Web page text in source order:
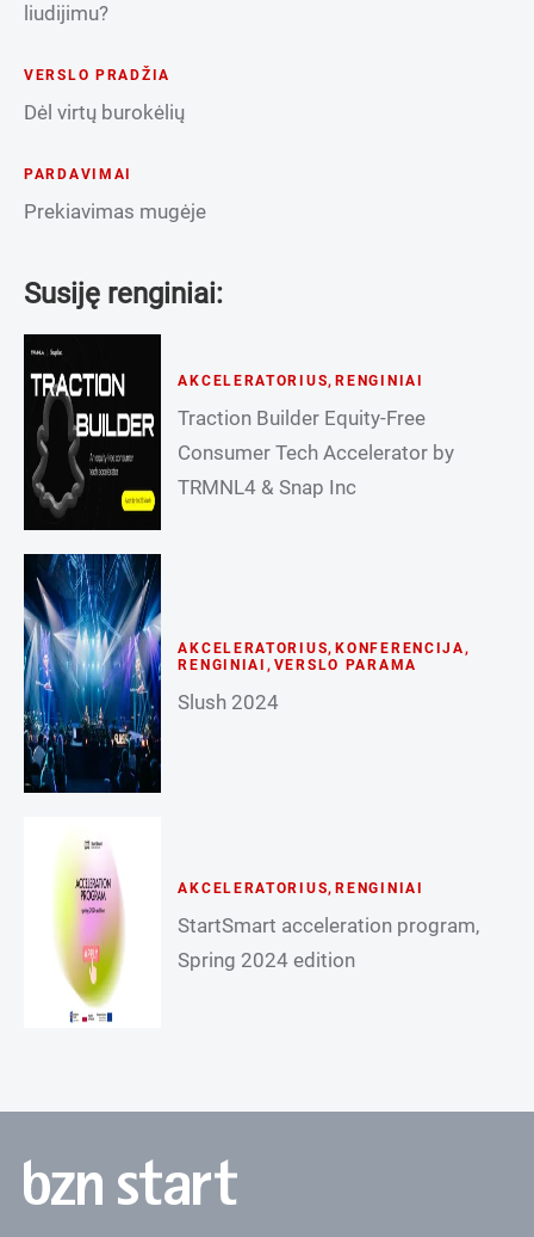
liudijimu?
VERSLO PRADŽIA
Dėl virtų burokėlių
PARDAVIMAI
Prekiavimas mugėje
Susiję renginiai:
AKCELERATORIUS,RENGINIAI
Traction Builder Equity-Free
Consumer Tech Accelerator by
TRMNL4 & Snap Inc
AKCELERATORIUS,KONFERENCIJA,
RENGINIAI , VERSLO PARAMA
Slush 2024
AKCELERATORIUS,RENGINIAI
StartSmart acceleration program,
Spring 2024 edition